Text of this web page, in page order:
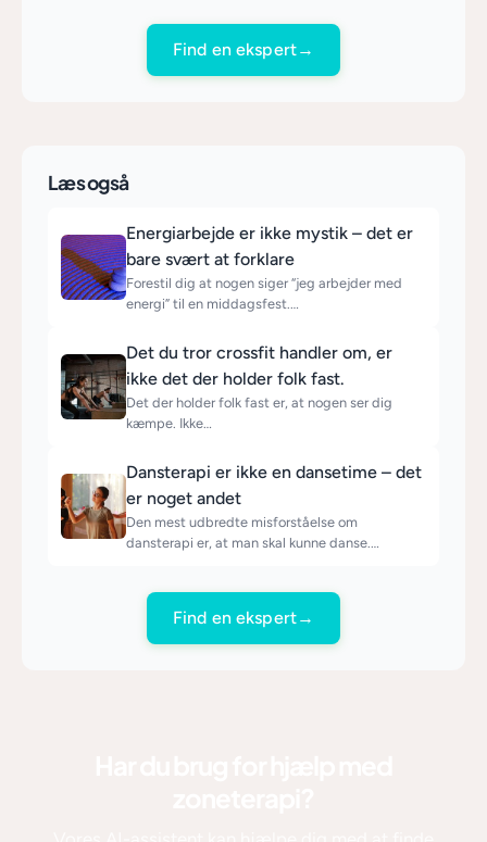
Find en ekspert→
Læs også
Energiarbejde er ikke mystik – det er
bare svært at forklare
Forestil dig at nogen siger “jeg arbejder med
energi” til en middagsfest.…
Det du tror crossfit handler om, er
ikke det der holder folk fast.
Det der holder folk fast er, at nogen ser dig
kæmpe. Ikke…
Dansterapi er ikke en dansetime – det
er noget andet
Den mest udbredte misforståelse om
dansterapi er, at man skal kunne danse.…
Find en ekspert→